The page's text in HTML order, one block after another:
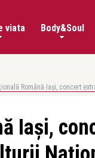
viata Body&Soul
Română Iași, concert
Iași,